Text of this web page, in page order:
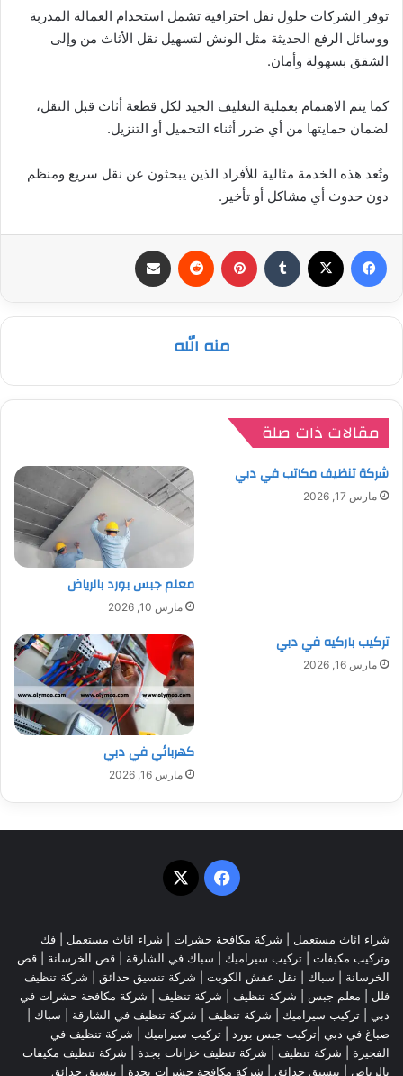
توفر الشركات حلول نقل احترافية تشمل استخدام العمالة المدربة
ووسائل الرفع الحديثة مثل الونش لتسهيل نقل الأثاث من وإلى
الشقق بسهولة وأمان.
كما يتم الاهتمام بعملية التغليف الجيد لكل قطعة أثاث قبل النقل،
لضمان حمايتها من أي ضرر أثناء التحميل أو التنزيل.
وتُعد هذه الخدمة مثالية للأفراد الذين يبحثون عن نقل سريع ومنظم
دون حدوث أي مشاكل أو تأخير.
فيسبوك بينتيريست
منه الله
مقالات ذات صلة
شركة تنظيف مكاتب في دبي
مارس 17, 2026
معلم جبس بورد بالرياض
مارس 10, 2026
تركيب باركيه في دبي
مارس 16, 2026
كهربائي في دبي
مارس 16, 2026
فيسبوك
‫X
شراء اثاث مستعمل شركة مكافحة حشرات شراء اثاث مستعمل
فك
وتركيب مكيفات | تركيب سيراميك | سباك في الشارقة قص الخرسانة | قص
الخرسانة | سباك نقل عفش الكويت شركة تنسيق حدائق
شركة تنظيف
فلل
معلم جبس شركة تنظيف شركة تنظيف
شركة مكافحة حشرات في
دبي
تركيب سيراميك شركة تنظيف شركة تنظيف في الشارقة | سباك |
صباغ في دبي |تركيب جبس بورد | تركيب سيراميك
شركة تنظيف في
الفجيرة
شركة تنظيف شركة تنظيف خزانات بجدة
شركة تنظيف مكيفات
بالرياض
تنسيق حدائق شركة مكافحة حشرات بجدة تنسيق حدائق